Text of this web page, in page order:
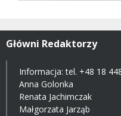
Główni Redaktorzy
Informacja: tel. +48 18
Anna Golonka
Renata Jachimczak
Małgorzata Jarząb